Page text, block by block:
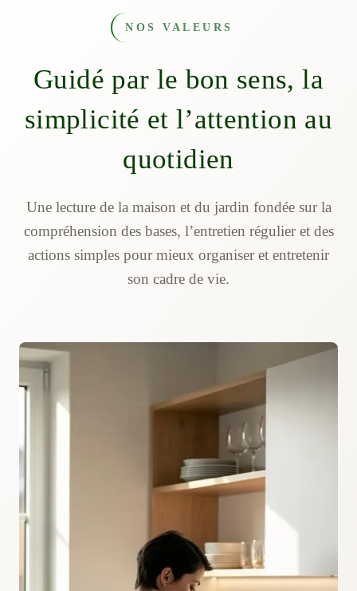
NOS VALEURS
Guidé par le bon sens, la
simplicité et l’attention au
quotidien
Une lecture de la maison et du jardin fondée sur la
compréhension des bases, l’entretien régulier et des
actions simples pour mieux organiser et entretenir
son cadre de vie.